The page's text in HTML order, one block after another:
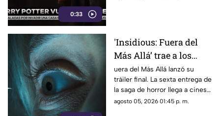
0:33
'Insidious: Fuera del
Más Allá’ trae a los
demonios al mundo
real en su tráiler final
uera del Más Allá lanzó su
tráiler final. La sexta entrega de
la saga de horror llega a cines
el 21 de agosto de 2026.
agosto 05, 2026 01:45 p. m.